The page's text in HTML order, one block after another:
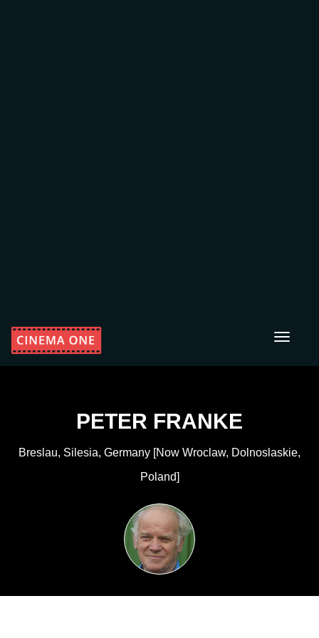
Toggle
PETER FRANKE
Breslau, Silesia, Germany [now Wroclaw, Dolnoslaskie,
Poland]